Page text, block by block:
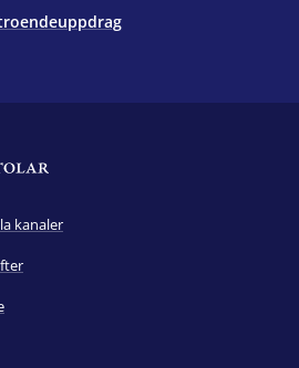
kanaler